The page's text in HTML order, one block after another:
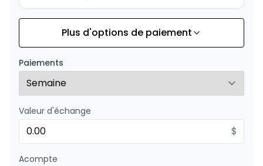
Financement sur 72 mois
0.00 $ d'acompte • 8.99%
À partir de :
Financement sur 48 mois
Financement sur 48 mois
0.00 $ d'acompte • 8.99%
À partir de :
Plus d'options de paiement
Paiements
Valeur d'échange
$
Acompte